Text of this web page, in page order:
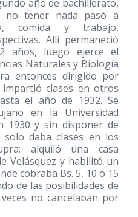
año de bachillerato,
no tener nada pasó a
comida y trabajo,
Allí permaneció
años, luego ejerce el
Naturales y Biología
entonces dirigido por
clases en otros
el año de 1932. Se
en la Universidad
1930 y sin disponer de
daba clases en los
alquiló una casa
Velásquez y habilitó un
cobraba Bs. 5, 10 o 15
de las posibilidades de
no cancelaban por